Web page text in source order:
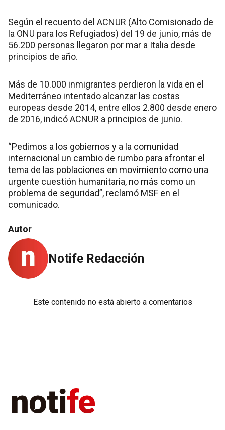
Según el recuento del ACNUR (Alto Comisionado de
la ONU para los Refugiados) del 19 de junio, más de
56.200 personas llegaron por mar a Italia desde
principios de año.
Más de 10.000 inmigrantes perdieron la vida en el
Mediterráneo intentado alcanzar las costas
europeas desde 2014, entre ellos 2.800 desde enero
de 2016, indicó ACNUR a principios de junio.
“Pedimos a los gobiernos y a la comunidad
internacional un cambio de rumbo para afrontar el
tema de las poblaciones en movimiento como una
urgente cuestión humanitaria, no más como un
problema de seguridad”, reclamó MSF en el
comunicado.
Autor
Notife Redacción
Este contenido no está abierto a comentarios